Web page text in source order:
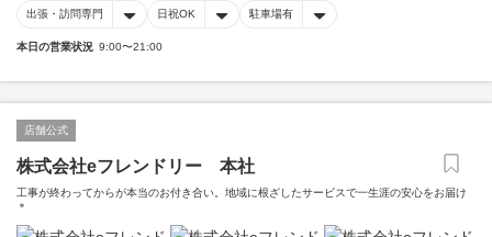
出張・訪問専門 日祝OK 駐車場有
本日の営業状況 9:00〜21:00
店舗公式
株式会社eフレンドリー 本社
工事が終わってからが本当のお付き合い。地域に根ざしたサービスで一生涯の安心をお届け
＊